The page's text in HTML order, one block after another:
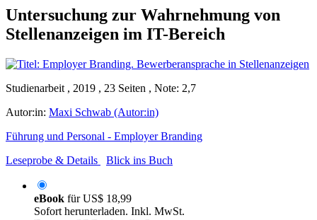
Untersuchung zur Wahrnehmung von
Stellenanzeigen im IT-Bereich
Studienarbeit , 2019 , 23 Seiten , Note: 2,7
Autor:in: Maxi Schwab (Autor:in)
Führung und Personal - Employer Branding
Leseprobe & Details
Blick ins Buch
eBook fürUS$ 18,99
Sofort herunterladen. Inkl. MwSt.